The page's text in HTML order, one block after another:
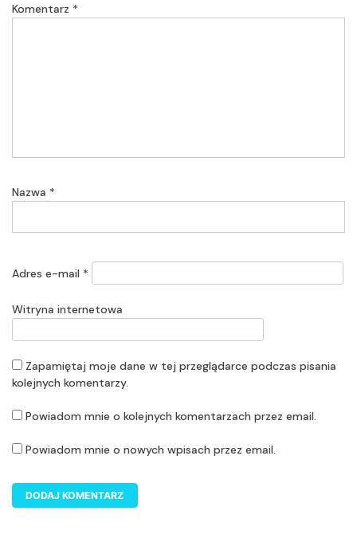
Komentarz *
Nazwa *
Adres e-mail *
Witryna internetowa
Zapamiętaj moje dane w tej przeglądarce podczas pisania
kolejnych komentarzy.
Powiadom mnie o kolejnych komentarzach przez email.
Powiadom mnie o nowych wpisach przez email.